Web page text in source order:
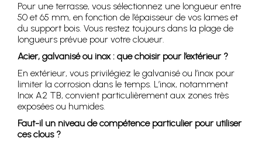
Pour une terrasse, vous sélectionnez une longueur entre
50 et 65 mm, en fonction de l’épaisseur de vos lames et
du support bois. Vous restez toujours dans la plage de
longueurs prévue pour votre cloueur.
Acier, galvanisé ou inox : que choisir pour l’extérieur ?
En extérieur, vous privilégiez le galvanisé ou l’inox pour
limiter la corrosion dans le temps. L’inox, notamment
Inox A2 TB, convient particulièrement aux zones très
exposées ou humides.
Faut-il un niveau de compétence particulier pour utiliser
ces clous ?